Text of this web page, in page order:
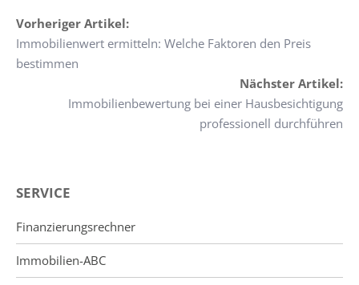
Vorheriger Artikel:
Immobilienwert ermitteln: Welche Faktoren den Preis
bestimmen
Nächster Artikel:
Immobilienbewertung bei einer Hausbesichtigung
professionell durchführen
SERVICE
Finanzierungsrechner
Immobilien-ABC